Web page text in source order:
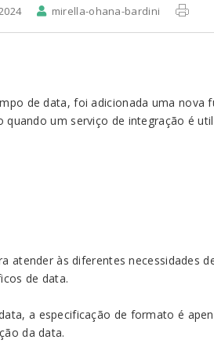
mirella-ohana-bardini
de data, foi adicionada uma nova
um serviço de integração é
atender às diferentes necessidades
de data.
a especificação de formato é
da data.